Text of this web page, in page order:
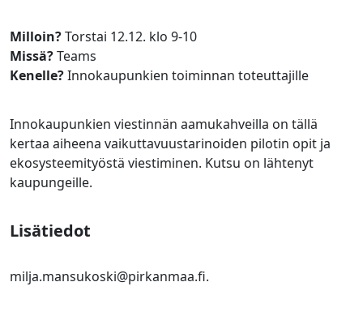
Milloin?Torstai 12.12. klo 9-10
Missä?Teams
Kenelle?Innokaupunkien toiminnan toteuttajille
Innokaupunkien viestinnän aamukahveilla on tällä
kertaa aiheena vaikuttavuustarinoiden pilotin opit ja
ekosysteemityöstä viestiminen. Kutsu on lähtenyt
kaupungeille.
Lisätiedot
milja.mansukoski@pirkanmaa.fi.